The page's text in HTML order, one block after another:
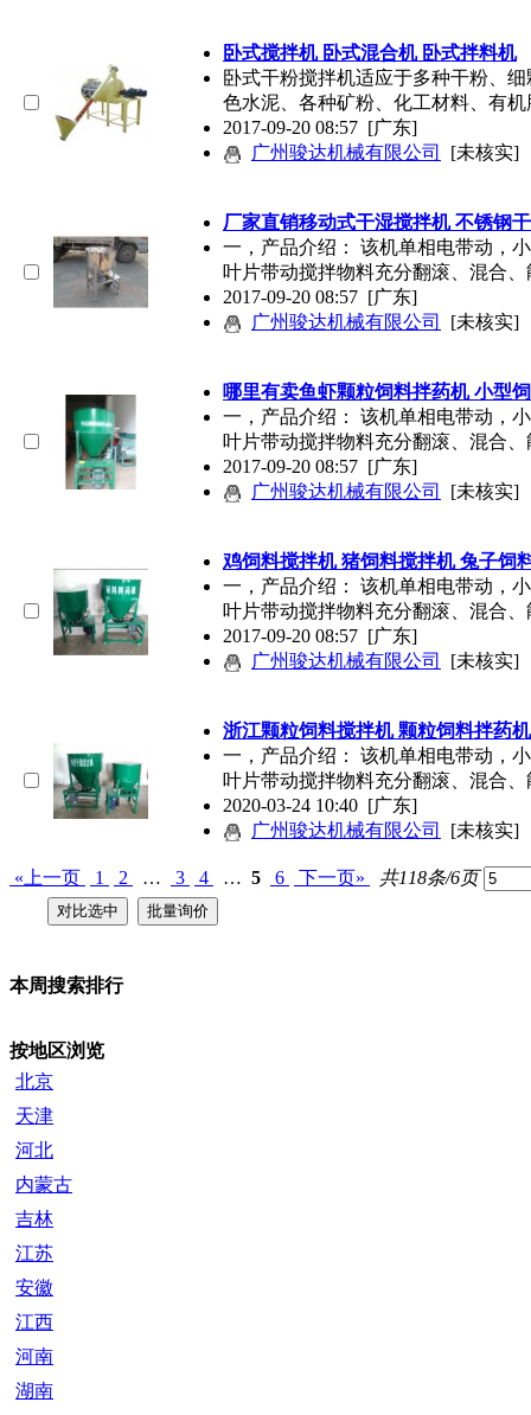
卧式搅拌机 卧式混合机 卧式拌料机
卧式干粉搅拌机适应于多种干粉、
色水泥、各种矿粉、化工材料、有机
2017-09-20 08:57 [广东]
广州骏达机械有限公司
[未核实]
厂家直销移动式干湿搅拌机 不锈钢
一，产品介绍： 该机单相电带动，
叶片带动搅拌物料充分翻滚、混合、
2017-09-20 08:57 [广东]
广州骏达机械有限公司
[未核实]
哪里有卖鱼虾颗粒饲料拌药机 小型
一，产品介绍： 该机单相电带动，
叶片带动搅拌物料充分翻滚、混合、
2017-09-20 08:57 [广东]
广州骏达机械有限公司
[未核实]
鸡饲料搅拌机 猪饲料搅拌机 兔子饲
一，产品介绍： 该机单相电带动，
叶片带动搅拌物料充分翻滚、混合、
2017-09-20 08:57 [广东]
广州骏达机械有限公司
[未核实]
浙江颗粒饲料搅拌机 颗粒饲料拌药
一，产品介绍： 该机单相电带动，
叶片带动搅拌物料充分翻滚、混合、
2020-03-24 10:40 [广东]
广州骏达机械有限公司
[未核实]
«上一页 1 2 … 3 4 … 5 6 下一页» 共118条/6页
本周搜索排行
按地区浏览
北京
天津
河北
内蒙古
吉林
江苏
安徽
江西
河南
湖南